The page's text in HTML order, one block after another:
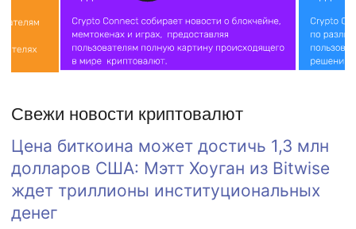
Свежи новости криптовалют
Цена биткоина может достичь 1,3 млн
долларов США: Мэтт Хоуган из Bitwise
ждет триллионы институциональных
денег